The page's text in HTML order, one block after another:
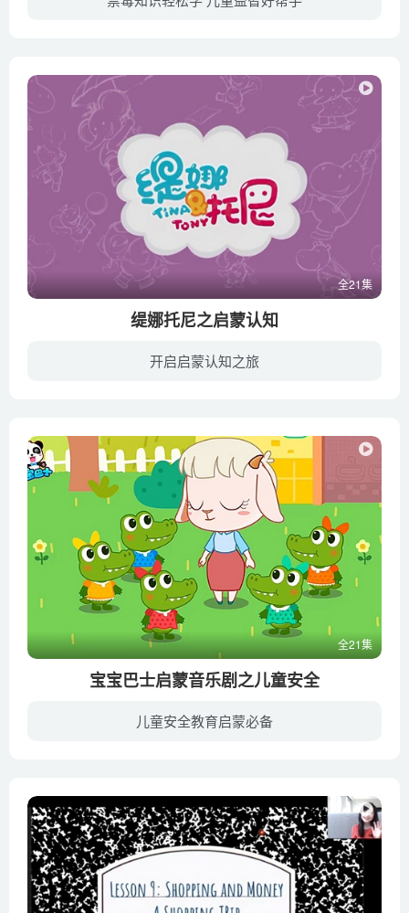
全21集
缇娜托尼之启蒙认知
开启启蒙认知之旅
全21集
宝宝巴士启蒙音乐剧之儿童安全
儿童安全教育启蒙必备